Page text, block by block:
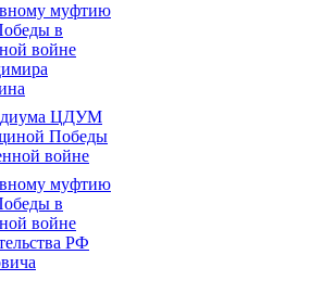
муфтию
в
войне
ЦДУМ
Победы
войне
муфтию
в
войне
РФ